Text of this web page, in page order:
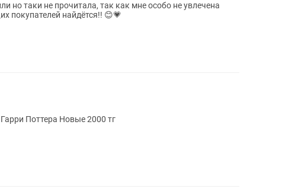
но таки не прочитала, так как мне особо не увлечена
покупателей найдётся!! 😊💗
Поттера Новые 2000 тг